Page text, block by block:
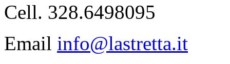
Cell. 328.6498095
Email info@lastretta.it